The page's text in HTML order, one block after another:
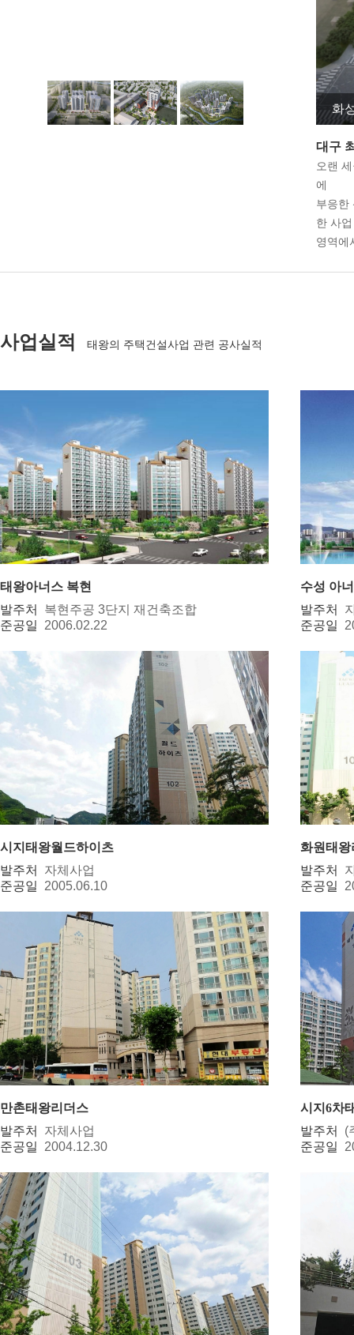
대구
오랜
에
부응한
한 사업
영역에
화
사업실적 태왕의 주택건설사업 관련 공사실적
태왕아너스 복현
발주처 복현주공 3단지 재건축조합
준공일 2006.02.22
수성 아
발주처
준공일
시지태왕월드하이츠
발주처 자체사업
준공일 2005.06.10
화원태왕
발주처
준공일
만촌태왕리더스
발주처 자체사업
준공일 2004.12.30
시지6차
발주처 (
준공일